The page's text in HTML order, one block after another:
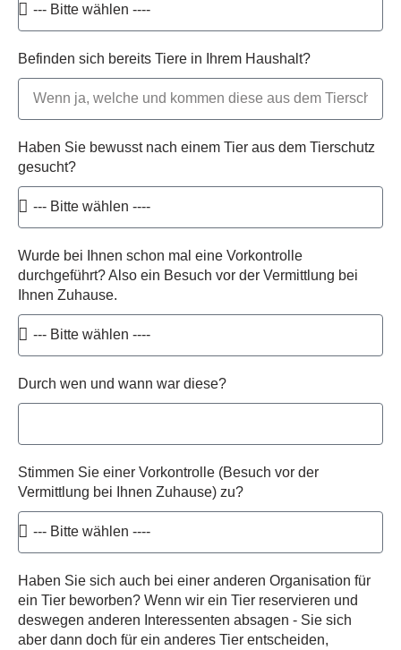
Befinden sich bereits Tiere in Ihrem Haushalt?
Haben Sie bewusst nach einem Tier aus dem Tierschutz
gesucht?
Wurde bei Ihnen schon mal eine Vorkontrolle
durchgeführt? Also ein Besuch vor der Vermittlung bei
Ihnen Zuhause.
Durch wen und wann war diese?
Stimmen Sie einer Vorkontrolle (Besuch vor der
Vermittlung bei Ihnen Zuhause) zu?
Haben Sie sich auch bei einer anderen Organisation für
ein Tier beworben? Wenn wir ein Tier reservieren und
deswegen anderen Interessenten absagen - Sie sich
aber dann doch für ein anderes Tier entscheiden,